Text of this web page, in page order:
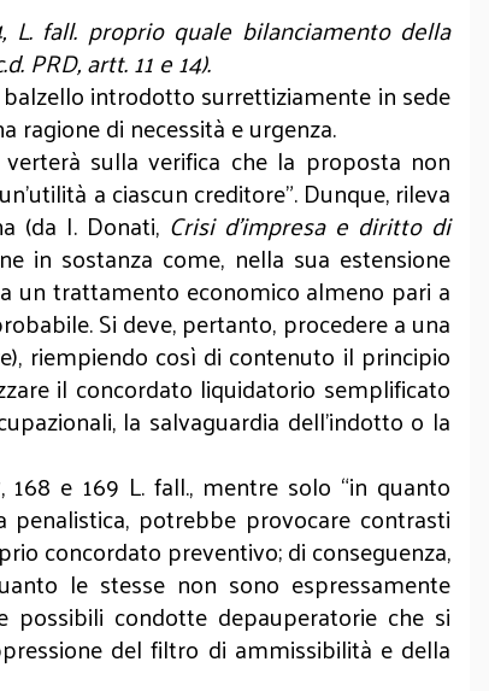
fall. proprio quale bilanciamento della
PRD, artt. 11 e 14).
introdotto surrettiziamente in sede
ragione di necessità e urgenza.
sulla verifica che la proposta non
a ciascun creditore”. Dunque, rileva
(da I. Donati, Crisi d'impresa e diritto di
in sostanza come, nella sua estensione
un trattamento economico almeno pari a
Si deve, pertanto, procedere a una
riempiendo così di contenuto il principio
il concordato liquidatorio semplificato
la salvaguardia dell’indotto o la
e 169 L. fall., mentre solo “in quanto
penalistica, potrebbe provocare contrasti
concordato preventivo; di conseguenza,
le stesse non sono espressamente
condotte depauperatorie che si
del filtro di ammissibilità e della